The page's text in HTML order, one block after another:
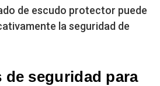
de escudo protector puede
la seguridad de
de seguridad para